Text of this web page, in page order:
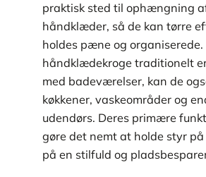
praktisk sted til ophængning
håndklæder, så de kan tørre
holdes pæne og organiserede.
håndklædekroge traditionelt
med badeværelser, kan de
køkkener, vaskeområder og
udendørs. Deres primære
gøre det nemt at holde styr
på en stilfuld og